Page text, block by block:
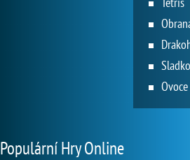
Ovoce
Populární Hry Online